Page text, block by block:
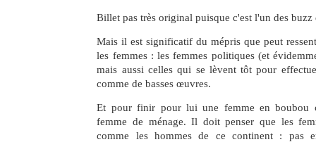
Billet pas très original puisque c'est l'un des buzz
Mais il est significatif du mépris que peut
les femmes : les femmes politiques (et
mais aussi celles qui se lèvent tôt pour
comme de basses œuvres.
Et pour finir pour lui une femme en boubou
femme de ménage. Il doit penser que les
comme les hommes de ce continent : pas